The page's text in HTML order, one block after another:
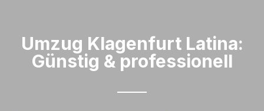
Umzug Klagenfurt​ Latina:
Günstig & professionell​